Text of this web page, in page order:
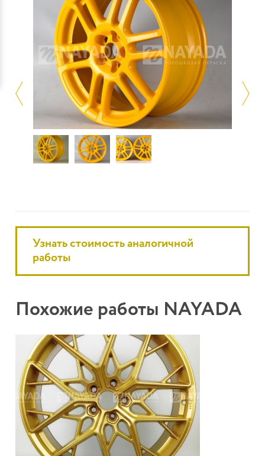
Узнать стоимость аналогичной
работы
Похожие работы NAYADA